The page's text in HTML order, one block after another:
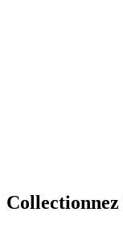
Collectionnez